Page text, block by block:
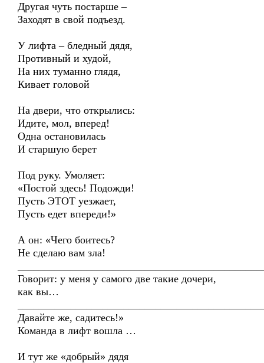
Другая чуть постарше –
Заходят в свой подъезд.
У лифта – бледный дядя,
Противный и худой,
На них туманно глядя,
Кивает головой
На двери, что открылись:
Идите, мол, вперед!
Одна остановилась
И старшую берет
Под руку. Умоляет:
«Постой здесь! Подожди!
Пусть ЭТОТ уезжает,
Пусть едет впереди!»
А он: «Чего боитесь?
Не сделаю вам зла!
Говорит: у меня у самого две такие дочери,
как вы…
Давайте же, садитесь!»
Команда в лифт вошла …
И тут же «добрый» дядя